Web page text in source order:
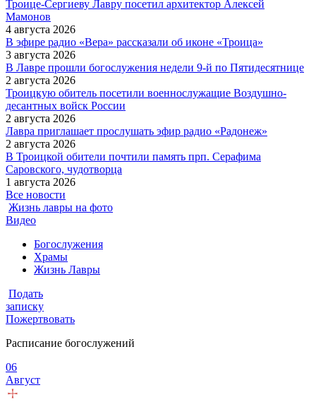
Троице-Сергиеву Лавру посетил архитектор Алексей
Мамонов
4 августа 2026
В эфире радио «Вера» рассказали об иконе «Троица»
3 августа 2026
В Лавре прошли богослужения недели 9-й по Пятидесятнице
2 августа 2026
Троицкую обитель посетили военнослужащие Воздушно-
десантных войск России
2 августа 2026
Лавра приглашает прослушать эфир радио «Радонеж»
2 августа 2026
В Троицкой обители почтили память прп. Серафима
Саровского, чудотворца
1 августа 2026
Все новости
Жизнь лавры на фото
Видео
Богослужения
Храмы
Жизнь Лавры
Подать
записку
Пожертвовать
Расписание богослужений
06
Август